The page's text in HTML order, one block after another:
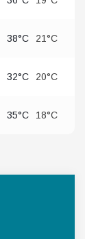
38°C 21°C
32°C 20°C
35°C 18°C